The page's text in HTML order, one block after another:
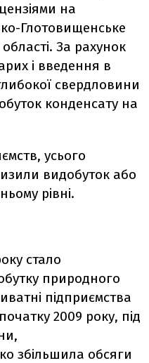
на
Глотовищенське
За рахунок
і введення в
свердловини
конденсату на
усього
видобуток або
рівні.
стало
природного
підприємства
2009 року, під
збільшила обсяги